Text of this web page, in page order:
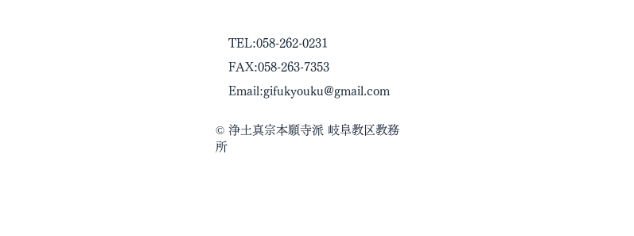
TEL:058-262-0231
FAX:058-263-7353
Email:gifukyouku@gmail.com
© 浄土真宗本願寺派 岐阜教区教務
所